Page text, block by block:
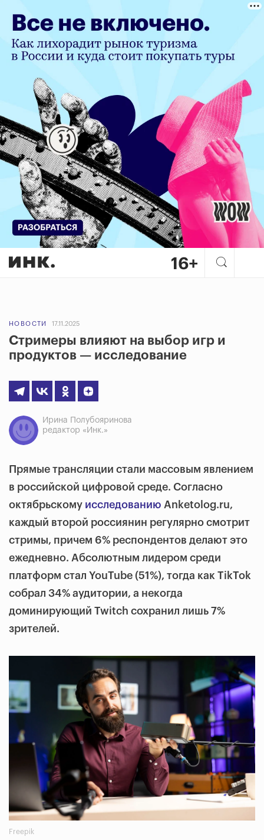
НОВОСТИ 17.11.2025
Стримеры влияют на выбор игр и
продуктов — исследование
Ирина Полубояринова
редактор «Инк.»
Прямые трансляции стали массовым явлением
в российской цифровой среде. Согласно
октябрьскому исследованию Anketolog.ru,
каждый второй россиянин регулярно смотрит
стримы, причем 6% респондентов делают это
ежедневно. Абсолютным лидером среди
платформ стал YouTube (51%), тогда как TikTok
собрал 34% аудитории, а некогда
доминирующий Twitch сохранил лишь 7%
зрителей.
Freepik